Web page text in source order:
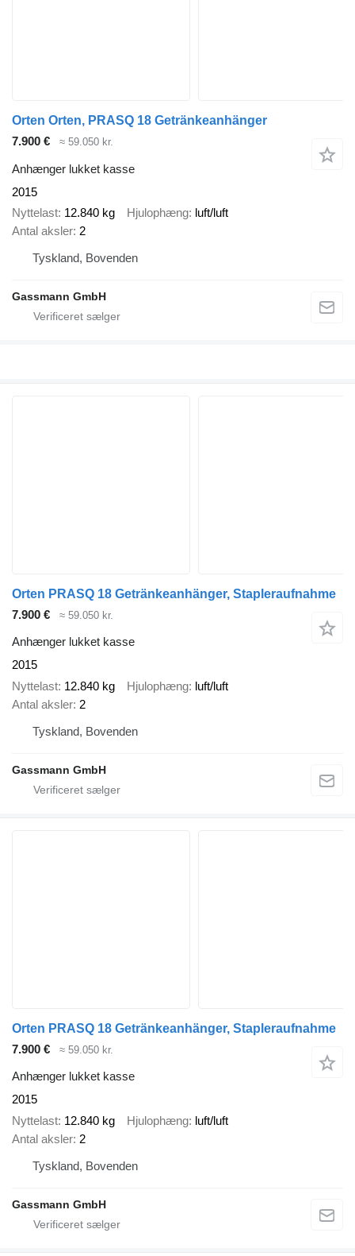
Orten Orten, PRASQ 18 Getränkeanhänger
7.900 €
≈ 59.050 kr.
Anhænger lukket kasse
2015
Nyttelast 12.840 kg Hjulophæng luft/luft
Antal aksler 2
Tyskland, Bovenden
Gassmann GmbH
Orten PRASQ 18 Getränkeanhänger, Stapleraufnahme
7.900 €
≈ 59.050 kr.
Anhænger lukket kasse
2015
Nyttelast 12.840 kg Hjulophæng luft/luft
Antal aksler 2
Tyskland, Bovenden
Gassmann GmbH
Orten PRASQ 18 Getränkeanhänger, Stapleraufnahme
7.900 €
≈ 59.050 kr.
Anhænger lukket kasse
2015
Nyttelast 12.840 kg Hjulophæng luft/luft
Antal aksler 2
Tyskland, Bovenden
Gassmann GmbH